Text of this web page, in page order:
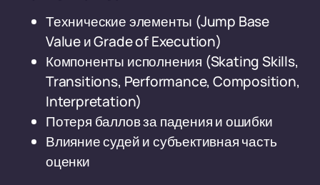
Технические элементы (Jump Base
Value и Grade of Execution)
Компоненты исполнения (Skating Skills,
Transitions, Performance, Composition,
Interpretation)
Потеря баллов за падения и ошибки
Влияние судей и субъективная часть
оценки